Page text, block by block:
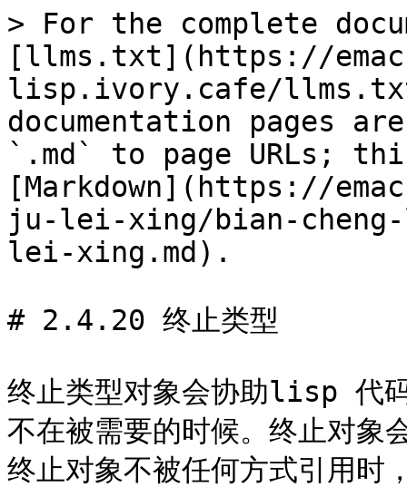
> For the complete
[llms.txt](https://
lisp.ivory.cafe/
documentation pages
`.md` to page URLs;
[Markdown](https://
ju-lei-xing/bian-
lei-xing.md).
# 2.4.20 终止类型
终止类型对象会协助lisp 代
不在被需要的时候。终止对象
终止对象不被任何方式引用时